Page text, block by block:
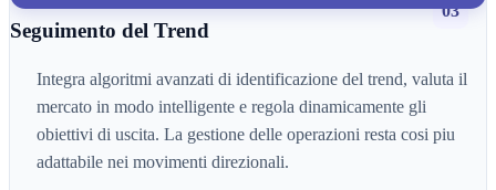
03
Seguimento del Trend
Integra algoritmi avanzati di identificazione del trend, valuta il
mercato in modo intelligente e regola dinamicamente gli
obiettivi di uscita. La gestione delle operazioni resta cosi piu
adattabile nei movimenti direzionali.